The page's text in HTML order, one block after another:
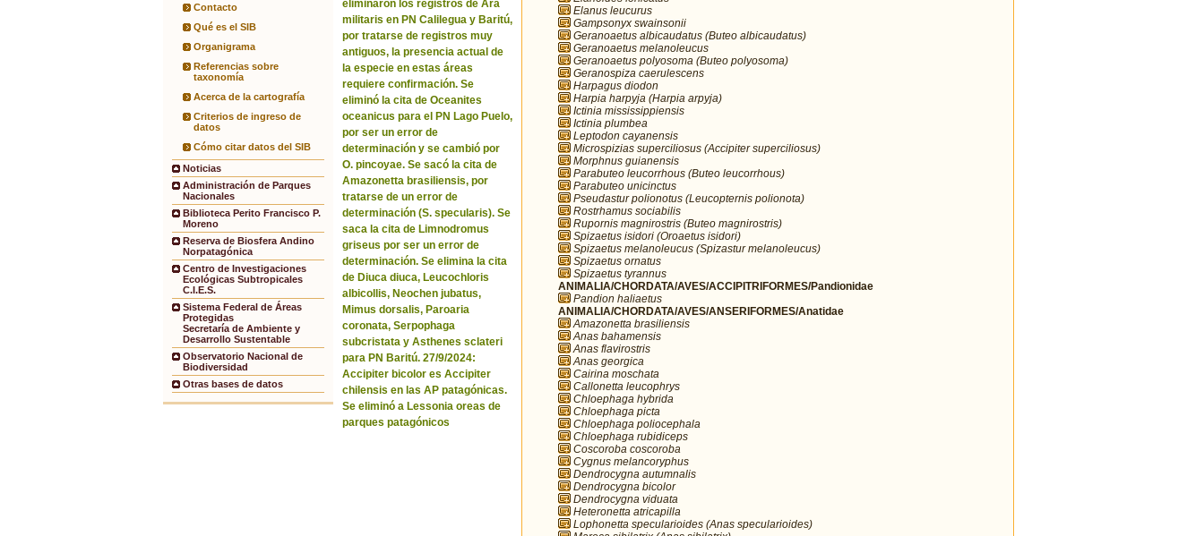
Contacto
Qué es el SIB
Organigrama
Referencias sobre
taxonomía
Acerca de la cartografía
Criterios de ingreso de
datos
Cómo citar datos del SIB
Noticias
Administración de Parques
Nacionales
Biblioteca Perito Francisco P.
Moreno
Reserva de Biosfera Andino
Norpatagónica
Centro de Investigaciones
Ecológicas Subtropicales
C.I.E.S.
Sistema Federal de Áreas
Protegidas
Secretaría de Ambiente y
Desarrollo Sustentable
Observatorio Nacional de
Biodiversidad
Otras bases de datos
eliminaron los registros de Ara
militaris en PN Calilegua y Baritú,
por tratarse de registros muy
antiguos, la presencia actual de
la especie en estas áreas
requiere confirmación. Se
eliminó la cita de Oceanites
oceanicus para el PN Lago Puelo,
por ser un error de
determinación y se cambió por
O. pincoyae. Se sacó la cita de
Amazonetta brasiliensis, por
tratarse de un error de
determinación (S. specularis). Se
saca la cita de Limnodromus
griseus por ser un error de
determinación. Se elimina la cita
de Diuca diuca, Leucochloris
albicollis, Neochen jubatus,
Mimus dorsalis, Paroaria
coronata, Serpophaga
subcristata y Asthenes sclateri
para PN Baritú. 27/9/2024:
Accipiter bicolor es Accipiter
chilensis en las AP patagónicas.
Se eliminó a Lessonia oreas de
parques patagónicos
Elanus leucurus
Gampsonyx swainsonii
Geranoaetus albicaudatus (Buteo albicaudatus)
Geranoaetus melanoleucus
Geranoaetus polyosoma (Buteo polyosoma)
Geranospiza caerulescens
Harpagus diodon
Harpia harpyja (Harpia arpyja)
Ictinia mississippiensis
Ictinia plumbea
Leptodon cayanensis
Microspizias superciliosus (Accipiter superciliosus)
Morphnus guianensis
Parabuteo leucorrhous (Buteo leucorrhous)
Parabuteo unicinctus
Pseudastur polionotus (Leucopternis polionota)
Rostrhamus sociabilis
Rupornis magnirostris (Buteo magnirostris)
Spizaetus isidori (Oroaetus isidori)
Spizaetus melanoleucus (Spizastur melanoleucus)
Spizaetus ornatus
Spizaetus tyrannus
ANIMALIA/CHORDATA/AVES/ACCIPITRIFORMES/Pandionidae
Pandion haliaetus
ANIMALIA/CHORDATA/AVES/ANSERIFORMES/Anatidae
Amazonetta brasiliensis
Anas bahamensis
Anas flavirostris
Anas georgica
Cairina moschata
Callonetta leucophrys
Chloephaga hybrida
Chloephaga picta
Chloephaga poliocephala
Chloephaga rubidiceps
Coscoroba coscoroba
Cygnus melancoryphus
Dendrocygna autumnalis
Dendrocygna bicolor
Dendrocygna viduata
Heteronetta atricapilla
Lophonetta specularioides (Anas specularioides)